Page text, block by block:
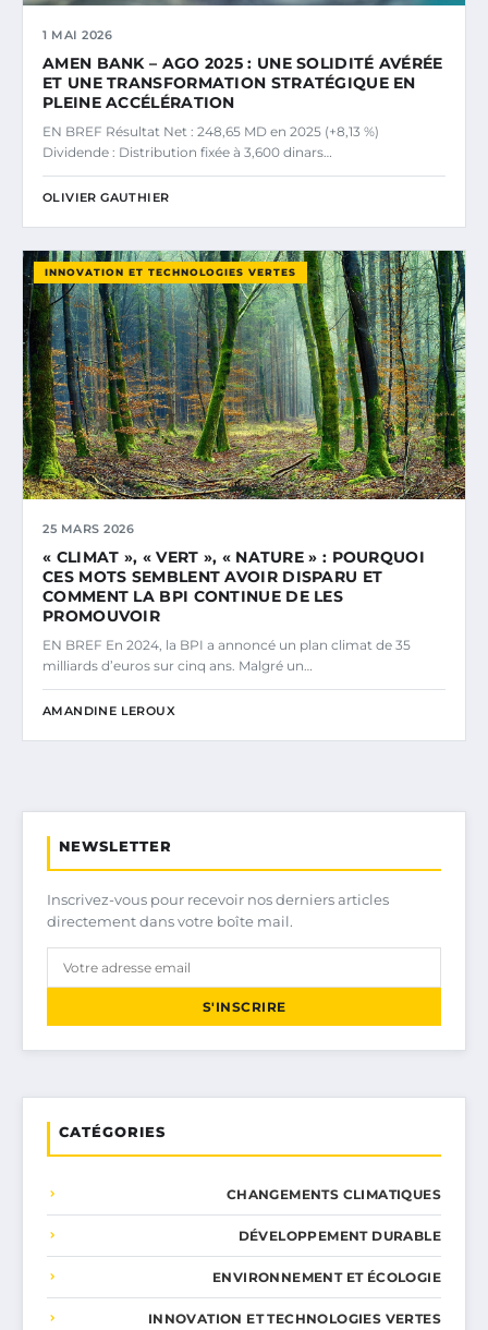
1 MAI 2026
AMEN BANK – AGO 2025 : UNE SOLIDITÉ AVÉRÉE
ET UNE TRANSFORMATION STRATÉGIQUE EN
PLEINE ACCÉLÉRATION
EN BREF Résultat Net : 248,65 MD en 2025 (+8,13 %)
Dividende : Distribution fixée à 3,600 dinars…
OLIVIER GAUTHIER
INNOVATION ET TECHNOLOGIES VERTES
25 MARS 2026
« CLIMAT », « VERT », « NATURE » : POURQUOI
CES MOTS SEMBLENT AVOIR DISPARU ET
COMMENT LA BPI CONTINUE DE LES
PROMOUVOIR
EN BREF En 2024, la BPI a annoncé un plan climat de 35
milliards d’euros sur cinq ans. Malgré un…
AMANDINE LEROUX
NEWSLETTER
Inscrivez-vous pour recevoir nos derniers articles
directement dans votre boîte mail.
S'INSCRIRE
CATÉGORIES
CHANGEMENTS CLIMATIQUES
DÉVELOPPEMENT DURABLE
ENVIRONNEMENT ET ÉCOLOGIE
INNOVATION ET TECHNOLOGIES VERTES